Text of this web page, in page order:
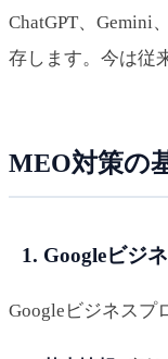
ChatGPT、
存します。今は従
MEO対策の
1. Googleビジ
Googleビジネスプ